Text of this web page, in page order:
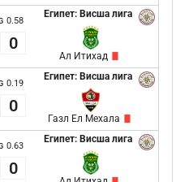
Египет: Висша лига
0.58
0
Ал Итихад
Египет: Висша лига
0.19
0
Газл Ел Мехала
Египет: Висша лига
0.63
0